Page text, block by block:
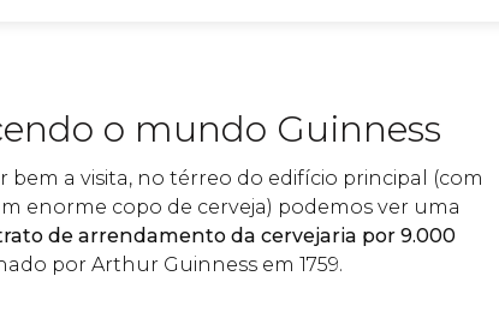
o mundo Guinness
bem a visita, no térreo do edifício principal (com
enorme copo de cerveja) podemos ver uma
de arrendamento da cervejaria por 9.000
por Arthur Guinness em 1759.